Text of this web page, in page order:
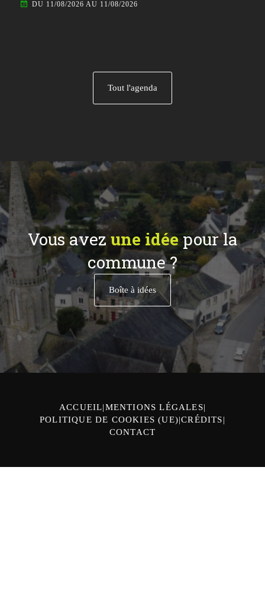
MALESTROIT
Tout l'agenda
Vous avezune idéepour la
commune ?
Boîte à idées
ACCUEIL MENTIONS LÉGALES
POLITIQUE DE COOKIES (UE) CRÉDITS
CONTACT